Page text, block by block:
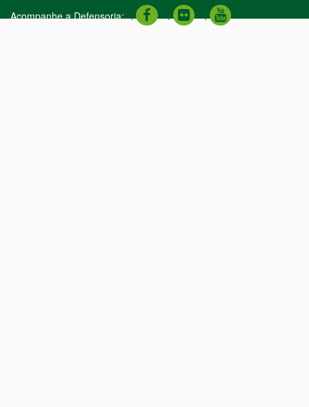
Acompanhe a Defensoria: . . .